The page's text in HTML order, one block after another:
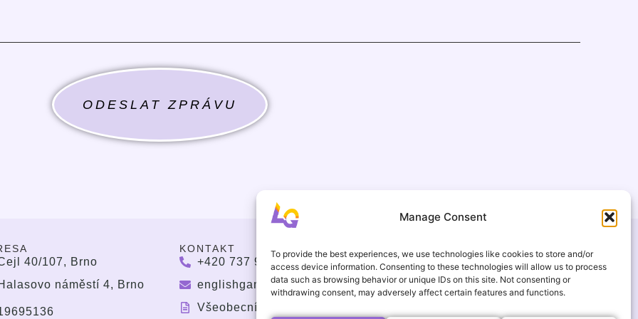
Manage Consent
To provide the best experiences, we use technologies like cookies to store and/or
access device information. Consenting to these technologies will allow us to process
data such as browsing behavior or unique IDs on this site. Not consenting or
withdrawing consent, may adversely affect certain features and functions.
ODESLAT ZPRÁVU
40/107, Brno
náměstí 4, Brno
KONTAKT
+420 737 964 783
englishgamesbrno@gmail.com
Všeobecní ochodní podmínky
UŽITEČNÉ ODKAZY
Časté otázky
Galerie